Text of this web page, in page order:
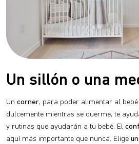
Un sillón o una
Un corner, para poder alimentar al
dulcemente mientras se duerme, te
y rutinas que ayudarán a tu bebé. El
aquí más importante que nunca. Elige